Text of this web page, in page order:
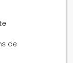
de